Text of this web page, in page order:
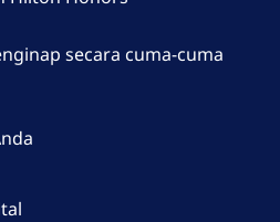
secara cuma-cuma